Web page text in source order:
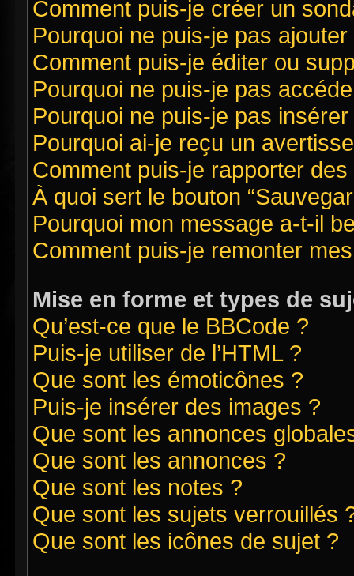
Comment puis-je créer un
Pourquoi ne puis-je pas
Comment puis-je éditer ou
Pourquoi ne puis-je pas
Pourquoi ne puis-je pas
Pourquoi ai-je reçu un
Comment puis-je rapporter
À quoi sert le bouton
Pourquoi mon message a-t-il
Comment puis-je remonter
Mise en forme et types de
Qu’est-ce que le BBCode ?
Puis-je utiliser de l’HTML ?
Que sont les émoticônes ?
Puis-je insérer des images ?
Que sont les annonces
Que sont les annonces ?
Que sont les notes ?
Que sont les sujets verrouillés
Que sont les icônes de sujet ?